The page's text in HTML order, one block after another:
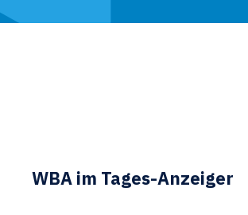
WBA im Tages-Anzeiger